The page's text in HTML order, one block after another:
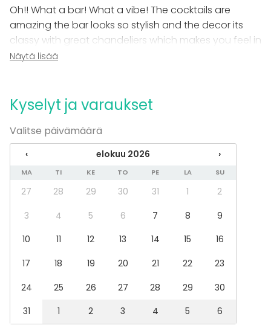
Saunailta
Illallinen / lounas
Kokous
Messut
Mökkireissu / retriitti
Elämys / aktiviteetti
Pikkujoulut
Tilatyypit
Juhlasali
Ravintola
Yökerho
Kabinetti
Biletila
Kokki- / drinkkikoulu
Oh!! What a bar! What a vibe! The cocktails are
amazing the bar looks so stylish and the decor its
classy with great chandeliers which makes you feel in
a Great Gatsby
recommended!!
Näytä lisää
Kyselyt ja varaukset
Valitse päivämäärä
‹ elokuu 2026 ›
MA TI KE TO PE LA SU
27 28 29 30 31 1
2
3
4 5 6 7 8
9
10
11 12 13 14 15
16
17
18 19 20 21 22
23
24
25 26 27 28 29
30
31
1 2 3 4 5 6